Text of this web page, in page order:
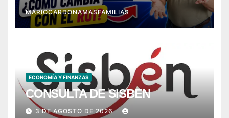
MARIOCARDONAMASFAMILIAS
ECONOMÍA Y FINANZAS
CONSULTA DE SISBEN
3 DE AGOSTO DE 2026